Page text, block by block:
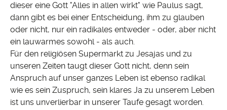
dieser eine Gott "Alles in allen wirkt" wie Paulus sagt,
dann gibt es bei einer Entscheidung, ihm zu glauben
oder nicht, nur ein radikales entweder - oder, aber nicht
ein lauwarmes sowohl - als auch.
Für den religiösen Supermarkt zu Jesajas und zu
unseren Zeiten taugt dieser Gott nicht, denn sein
Anspruch auf unser ganzes Leben ist ebenso radikal
wie es sein Zuspruch, sein klares Ja zu unserem Leben
ist uns unverlierbar in unserer Taufe gesagt worden.